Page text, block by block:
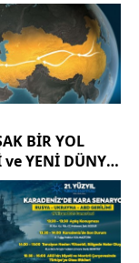
BİR YOL
ve YENİ DÜNYA
ETKİLERİ